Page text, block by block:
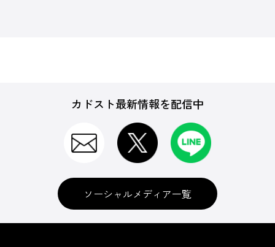
カドスト最新情報を配信中
ソーシャルメディア一覧